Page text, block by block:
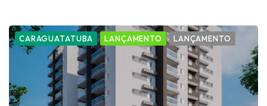
CARAGUATATUBA LANÇAMENTO LANÇAMENTO